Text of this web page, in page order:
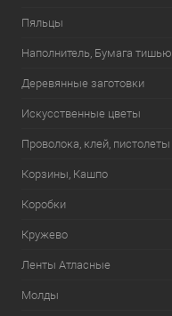
Пяльцы
Наполнитель, Бумага тишью
Деревянные заготовки
Искусственные цветы
Проволока, клей, пистолеты
Корзины, Кашпо
Коробки
Кружево
Ленты Атласные
Молды